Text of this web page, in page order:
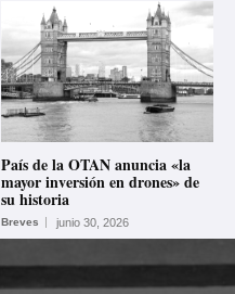
País de la OTAN anuncia «la
mayor inversión en drones» de
su historia
Breves junio 30, 2026